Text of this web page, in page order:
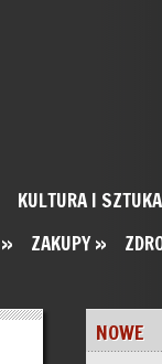
KULTURA I SZTUKA
» ZAKUPY»
NOWE